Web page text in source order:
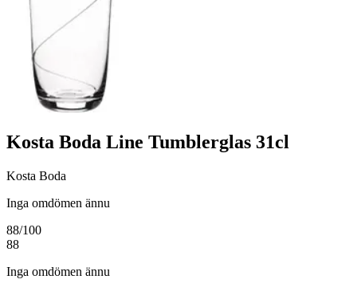
Kosta Boda Line Tumblerglas 31cl
Kosta Boda
Inga omdömen ännu
88/100
88
Inga omdömen ännu